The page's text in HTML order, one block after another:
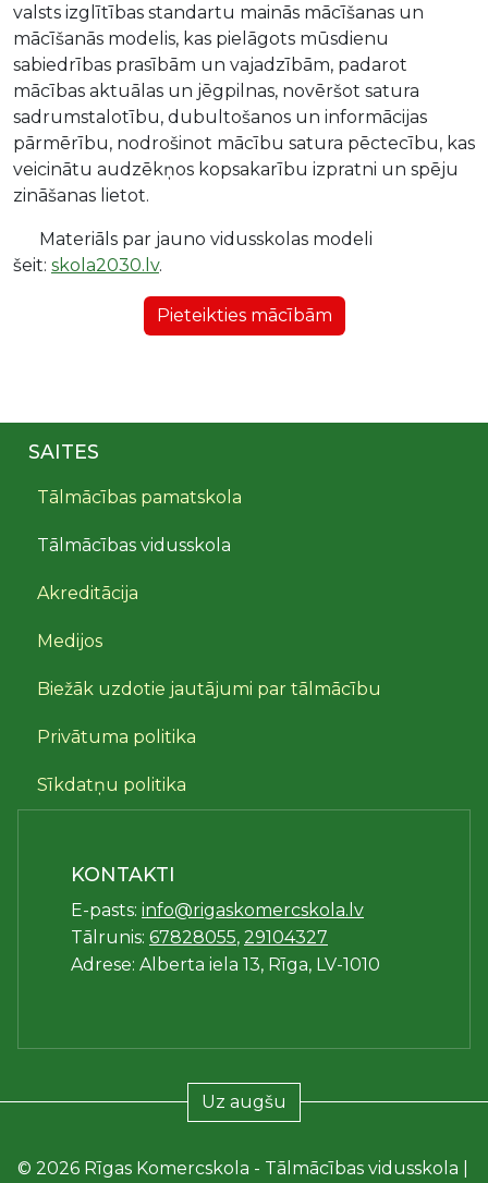
valsts izglītības standartu mainās mācīšanas un
mācīšanās modelis, kas pielāgots mūsdienu
sabiedrības prasībām un vajadzībām, padarot
mācības aktuālas un jēgpilnas, novēršot satura
sadrumstalotību, dubultošanos un informācijas
pārmērību, nodrošinot mācību satura pēctecību, kas
veicinātu audzēkņos kopsakarību izpratni un spēju
zināšanas lietot.
Materiāls par jauno vidusskolas modeli
šeit: skola2030.lv.
Pieteikties mācībām
SAITES
Tālmācības pamatskola
Tālmācības vidusskola
Akreditācija
Medijos
Biežāk uzdotie jautājumi par tālmācību
Privātuma politika
Sīkdatņu politika
KONTAKTI
E-pasts: info@rigaskomercskola.lv
Tālrunis: 67828055, 29104327
Adrese: Alberta iela 13, Rīga, LV-1010
Uz augšu
© 2026 Rīgas Komercskola - Tālmācības vidusskola |